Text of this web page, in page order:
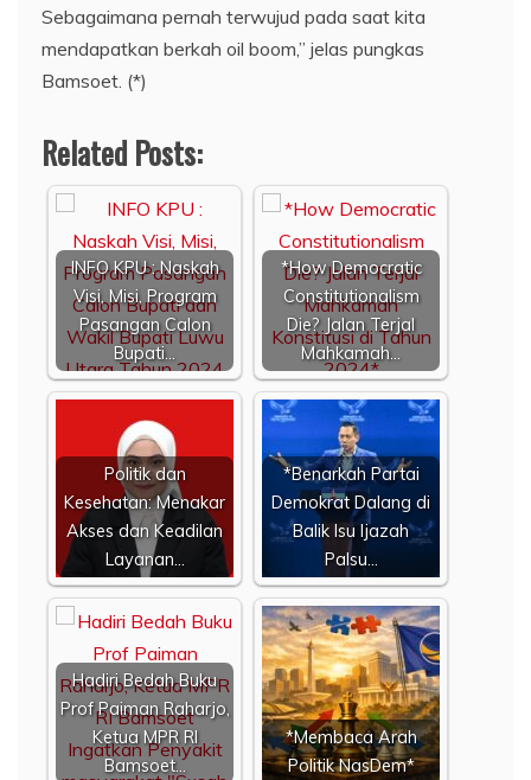
Sebagaimana pernah terwujud pada saat kita
mendapatkan berkah oil boom,” jelas pungkas
Bamsoet. (*)
Related Posts:
INFO KPU : Naskah
Visi, Misi, Program
Pasangan Calon
Bupati…
*How Democratic
Constitutionalism
Die? Jalan Terjal
Mahkamah…
Politik dan
Kesehatan: Menakar
Akses dan Keadilan
Layanan…
*Benarkah Partai
Demokrat Dalang di
Balik Isu Ijazah
Palsu…
Hadiri Bedah Buku
Prof Paiman Raharjo,
Ketua MPR RI
Bamsoet…
*Membaca Arah
Politik NasDem*